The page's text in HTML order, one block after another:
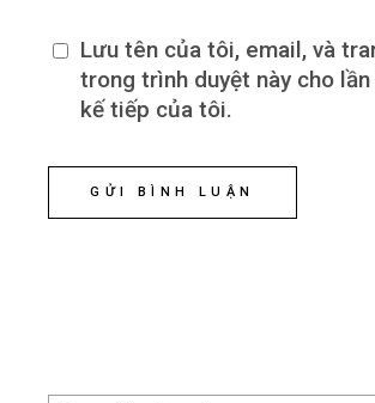
Lưu tên của tôi, email, và
trong trình duyệt này cho
kế tiếp của tôi.
GỬI BÌNH LUẬN